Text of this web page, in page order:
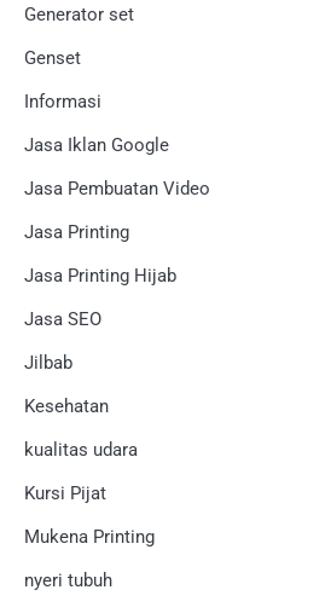
Generator set
Genset
Informasi
Jasa Iklan Google
Jasa Pembuatan Video
Jasa Printing
Jasa Printing Hijab
Jasa SEO
Jilbab
Kesehatan
kualitas udara
Kursi Pijat
Mukena Printing
nyeri tubuh